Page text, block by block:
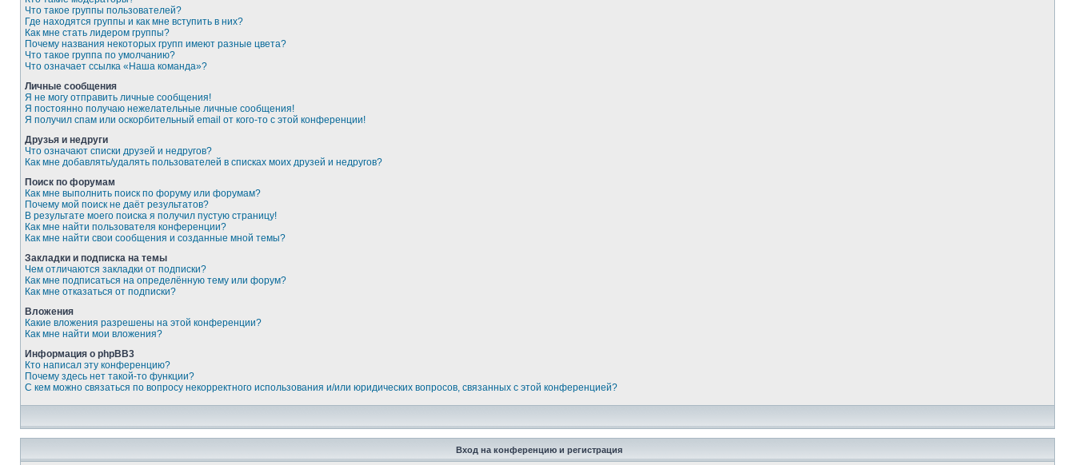
Что такое группы пользователей?
Где находятся группы и как мне вступить в них?
Как мне стать лидером группы?
Почему названия некоторых групп имеют разные цвета?
Что такое группа по умолчанию?
Что означает ссылка «Наша команда»?
Личные сообщения
Я не могу отправить личные сообщения!
Я постоянно получаю нежелательные личные сообщения!
Я получил спам или оскорбительный email от кого-то с этой конференции!
Друзья и недруги
Что означают списки друзей и недругов?
Как мне добавлять/удалять пользователей в списках моих друзей и недругов?
Поиск по форумам
Как мне выполнить поиск по форуму или форумам?
Почему мой поиск не даёт результатов?
В результате моего поиска я получил пустую страницу!
Как мне найти пользователя конференции?
Как мне найти свои сообщения и созданные мной темы?
Закладки и подписка на темы
Чем отличаются закладки от подписки?
Как мне подписаться на определённую тему или форум?
Как мне отказаться от подписки?
Вложения
Какие вложения разрешены на этой конференции?
Как мне найти мои вложения?
Информация о phpBB3
Кто написал эту конференцию?
Почему здесь нет такой-то функции?
С кем можно связаться по вопросу некорректного использования и/или юридических вопросов, связанных с этой конференцией?
Вход на конференцию и регистрация